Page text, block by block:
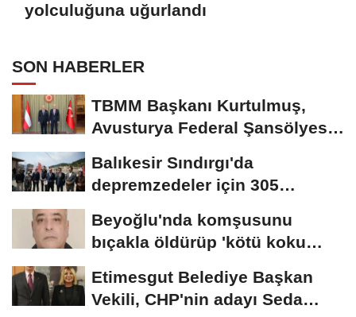
yolculuğuna uğurlandı
SON HABERLER
TBMM Başkanı Kurtulmuş,
Avusturya Federal Şansölyesi
Balıkesir Sındırgı'da
depremzedeler için 305
Beyoğlu'nda komşusunu
bıçakla öldürüp 'kötü koku
Etimesgut Belediye Başkan
Vekili, CHP'nin adayı Seda